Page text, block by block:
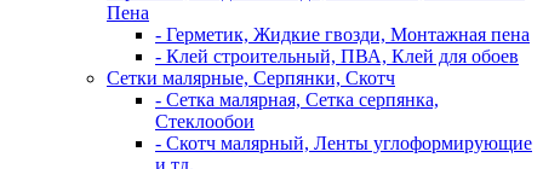
Пена
- Герметик, Жидкие гвозди, Монтажная пена
- Клей строительный, ПВА, Клей для обоев
Сетки малярные, Серпянки, Скотч
- Сетка малярная, Сетка серпянка,
Стеклообои
- Скотч малярный, Ленты углоформирующие
и тд.